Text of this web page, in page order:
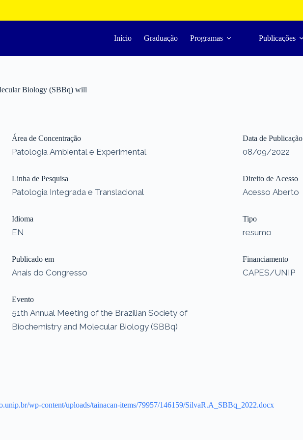
Início Graduação Programas Publicações
Biology (SBBq) will
wp-content/uploads/tainacan-items/79957/146159/SilvaR.A_SBBq_2022.docx
Área de Concentração
Patologia Ambiental e Experimental
Linha de Pesquisa
Patologia Integrada e Translacional
Idioma
EN
Publicado em
Anais do Congresso
Evento
51th Annual Meeting of the Brazilian Society of
Biochemistry and Molecular Biology (SBBq)
Data de Publicação
08/09/2022
Direito de Acesso
Acesso Aberto
Tipo
resumo
Financiamento
CAPES/UNIP